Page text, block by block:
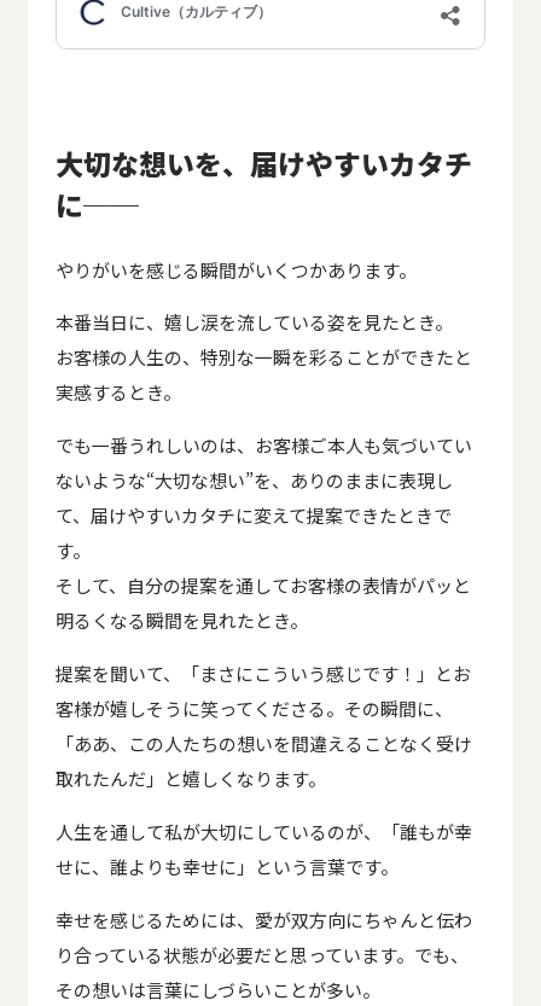
大切な想いを、届けやすいカタチ
に──
やりがいを感じる瞬間がいくつかあります。
本番当日に、嬉し涙を流している姿を見たとき。
お客様の人生の、特別な一瞬を彩ることができたと
実感するとき。
でも一番うれしいのは、お客様ご本人も気づいてい
ないような“大切な想い”を、ありのままに表現し
て、届けやすいカタチに変えて提案できたときで
す。
そして、自分の提案を通してお客様の表情がパッと
明るくなる瞬間を見れたとき。
提案を聞いて、「まさにこういう感じです！」とお
客様が嬉しそうに笑ってくださる。その瞬間に、
「ああ、この人たちの想いを間違えることなく受け
取れたんだ」と嬉しくなります。
人生を通して私が大切にしているのが、「誰もが幸
せに、誰よりも幸せに」という言葉です。
幸せを感じるためには、愛が双方向にちゃんと伝わ
り合っている状態が必要だと思っています。でも、
その想いは言葉にしづらいことが多い。